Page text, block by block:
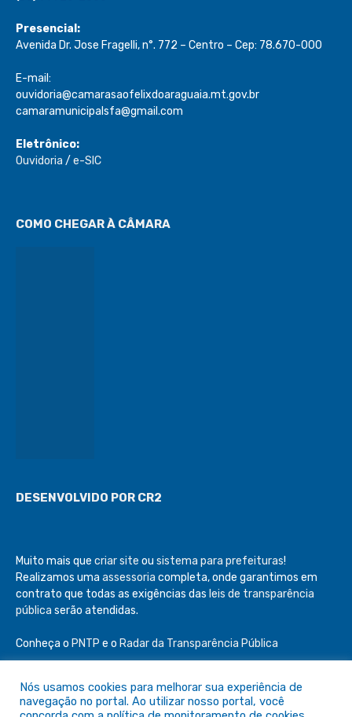
Presencial:
Avenida Dr. Jose Fragelli, n°. 772 – Centro – Cep: 78.670-000
E-mail:
ouvidoria@camarasaofelixdoaraguaia.mt.gov.br
camaramunicipalsfa@gmail.com
Eletrônico:
Ouvidoria / e-SIC
COMO CHEGAR À CÂMARA
DESENVOLVIDO POR CR2
Muito mais que criar site ou sistema para prefeituras!
Realizamos uma assessoria completa, onde garantimos em
contrato que todas as exigências das leis de transparência
pública serão atendidas.
Conheça o PNTP e o Radar da Transparência Pública
Nós usamos cookies para melhorar sua experiência de
navegação no portal. Ao utilizar nosso portal, você